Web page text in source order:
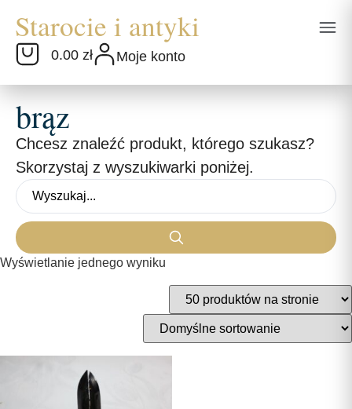
0.00 zł Moje konto
brąz
Chcesz znaleźć produkt, którego szukasz?
Skorzystaj z wyszukiwarki poniżej.
Wyświetlanie jednego wyniku